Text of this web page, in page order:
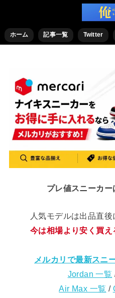
ホーム 記事一覧 Twitter
プレ値スニーカ
人気モデルは出品直後
今は相場より安く買
メルカリで最新スニ
Jordan 一覧
Air Max 一覧 /